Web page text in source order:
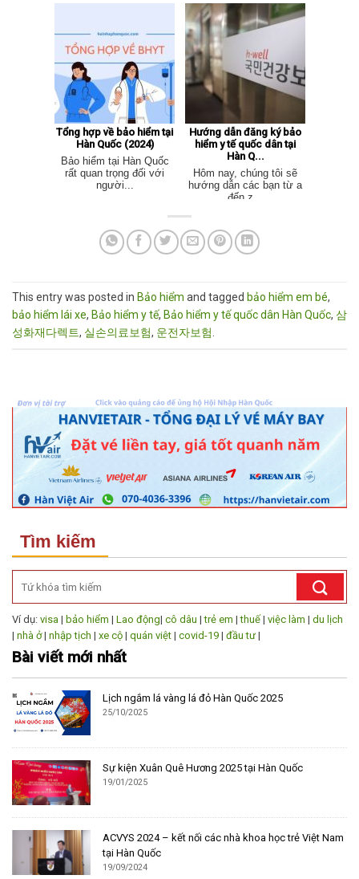
Tổng hợp về bảo hiểm tại
Hàn Quốc (2024)
Bảo hiểm tại Hàn Quốc
rất quan trọng đối với
người...
Hướng dẫn đăng ký bảo
hiểm y tế quốc dân tại
Hàn Q...
Hôm nay, chúng tôi sẽ
hướng dẫn các bạn từ a
đến z...
This entry was posted in Bảo hiểm and tagged bảo hiểm em bé,
bảo hiểm lái xe, Bảo hiểm y tế, Bảo hiểm y tế quốc dân Hàn Quốc, 삼
성화재다렉트, 실손의료보험, 운전자보험.
Tìm kiếm
Ví dụ: visa | bảo hiểm | Lao động| cô dâu |trẻ em |thuế | việc làm | du lịch
| nhà ở| nhập tịch | xe cộ | quán việt | covid-19 | đầu tư |
Bài viết mới nhất
Lịch ngắm lá vàng lá đỏ Hàn Quốc 2025
25/10/2025
Sự kiện Xuân Quê Hương 2025 tại Hàn Quốc
19/01/2025
ACVYS 2024 – kết nối các nhà khoa học trẻ Việt Nam
tại Hàn Quốc
19/09/2024